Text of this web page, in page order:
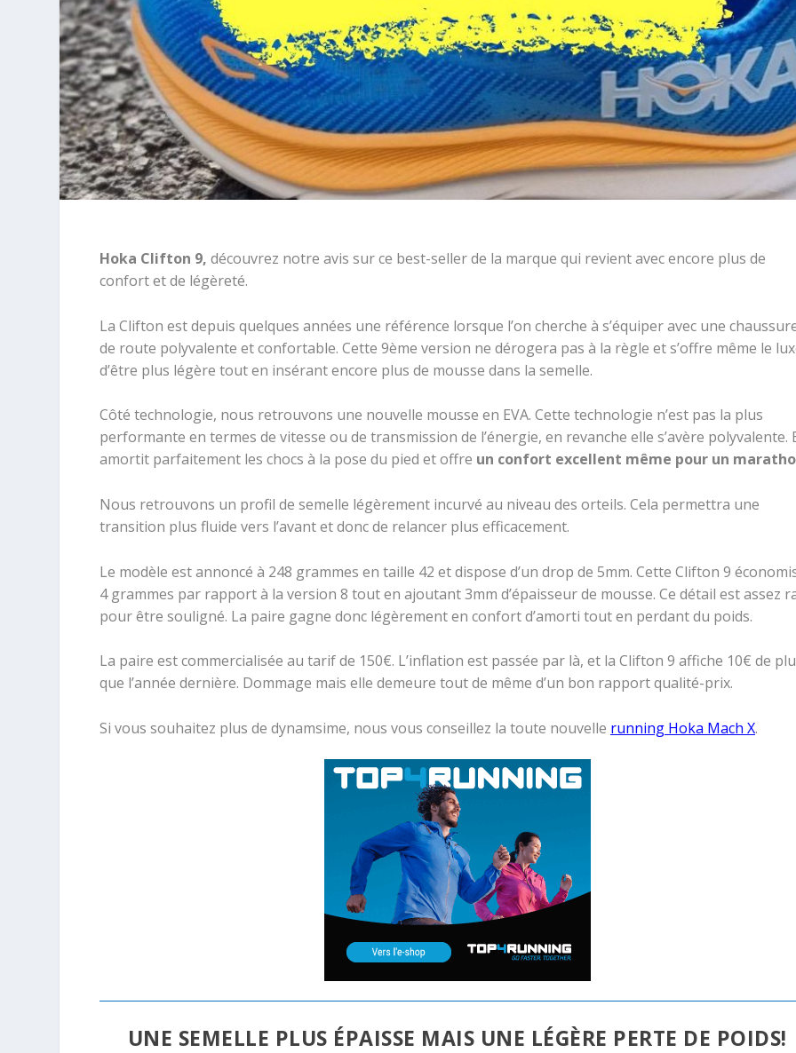
Hoka Clifton 9, découvrez notre avis sur ce best-seller de la marque qui revient avec encore plus de
confort et de légèreté.
La Clifton est depuis quelques années une référence lorsque l’on cherche à s’équiper avec une
de route polyvalente et confortable. Cette 9ème version ne dérogera pas à la règle et s’offre même le
d’être plus légère tout en insérant encore plus de mousse dans la semelle.
Côté technologie, nous retrouvons une nouvelle mousse en EVA. Cette technologie n’est pas la plus
performante en termes de vitesse ou de transmission de l’énergie, en revanche elle s’avère polyvalente.
amortit parfaitement les chocs à la pose du pied et offre un confort excellent même pour un
Nous retrouvons un profil de semelle légèrement incurvé au niveau des orteils. Cela permettra une
transition plus fluide vers l’avant et donc de relancer plus efficacement.
Le modèle est annoncé à 248 grammes en taille 42 et dispose d’un drop de 5mm. Cette Clifton 9
4 grammes par rapport à la version 8 tout en ajoutant 3mm d’épaisseur de mousse. Ce détail est assez
pour être souligné. La paire gagne donc légèrement en confort d’amorti tout en perdant du poids.
La paire est commercialisée au tarif de 150€. L’inflation est passée par là, et la Clifton 9 affiche 10€ de
que l’année dernière. Dommage mais elle demeure tout de même d’un bon rapport qualité-prix.
Si vous souhaitez plus de dynamsime, nous vous conseillez la toute nouvelle running Hoka Mach X.
UNE SEMELLE PLUS ÉPAISSE MAIS UNE LÉGÈRE PERTE DE POIDS!